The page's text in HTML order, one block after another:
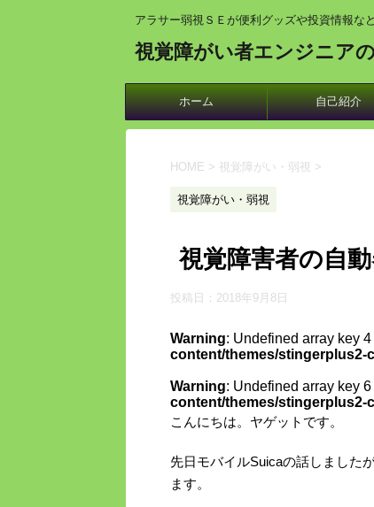
アラサー弱視ＳＥが便利グッズや投資情報な
視覚障がい者エンジニア
ホーム 自己紹介
HOME > 視覚障がい・弱視 >
視覚障がい・弱視
視覚障害者の自
投稿日： 2018年9月8日
Warning: Undefined array key 4
content/themes/
Warning: Undefined array key 6
content/themes/
こんにちは。ヤゲットです。
先日モバイルSuicaの話しました
ます。